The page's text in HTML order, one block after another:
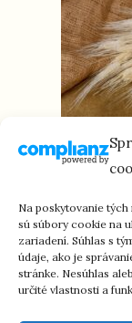
Na poskytovanie
sú súbory cookie na
zariadení. Súhlas s
údaje, ako je
stránke. Nesúhlas
určité vlastnosti a